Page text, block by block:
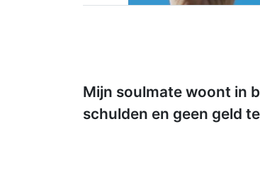
Mijn soulmate woont in
schulden en geen geld